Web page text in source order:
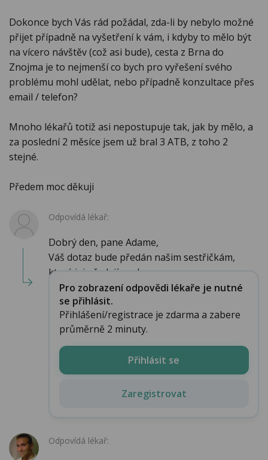
Dokonce bych Vás rád požádal, zda-li by nebylo možné
přijet případně na vyšetření k vám, i kdyby to mělo být
na vícero návštěv (což asi bude), cesta z Brna do
Znojma je to nejmenší co bych pro vyřešení svého
problému mohl udělat, nebo případně konzultace přes
email / telefon?
Mnoho lékařů totiž asi nepostupuje tak, jak by mělo, a
za poslední 2 měsíce jsem už bral 3 ATB, z toho 2
stejné.
Předem moc děkuji
Odpovídá lékař:
Dobrý den, pane Adame,
Váš dotaz bude předán našim sestřičkám,
které jej předají urol...
Pro zobrazení odpovědi lékaře je nutné
se přihlásit.
Přihlášení/registrace je zdarma a zabere
průměrně 2 minuty.
Přihlásit se
Zaregistrovat
Odpovídá lékař: